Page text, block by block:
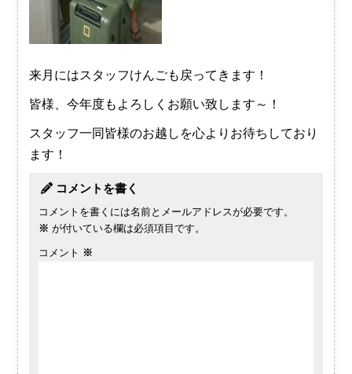
来月にはスタッフけんごも戻ってきます！
皆様、今年度もよろしくお願い致します～！
スタッフ一同皆様のお越しを心よりお待ちしており
ます！
コメントを書く
コメントを書くには名前とメールアドレスが必要です。
※ が付いている欄は必須項目です。
コメント ※